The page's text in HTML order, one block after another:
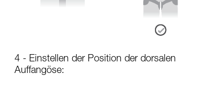
4 - Einstellen der Position der dorsalen
Auffangöse: